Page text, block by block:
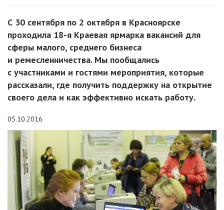
С 30 сентября по 2 октября в Красноярске
проходила 18-я Краевая ярмарка вакансий для
сферы малого, среднего бизнеса
и ремесленничества. Мы пообщались
с участниками и гостями мероприятия, которые
рассказали, где получить поддержку на открытие
своего дела и как эффективно искать работу.
05.10.2016